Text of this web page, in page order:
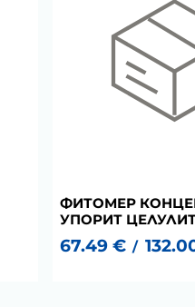
ФИТОМЕР
УПОРИТ ЦЕЛУЛИТ
67.49 € /